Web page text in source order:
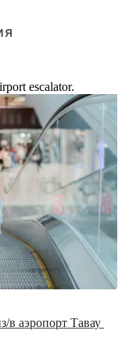
escalator.
аэропорт Тавау